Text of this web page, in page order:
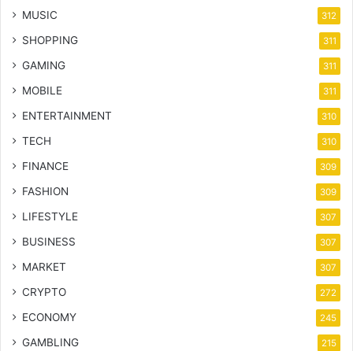
MUSIC 312
SHOPPING 311
GAMING 311
MOBILE 311
ENTERTAINMENT 310
TECH 310
FINANCE 309
FASHION 309
LIFESTYLE 307
BUSINESS 307
MARKET 307
CRYPTO 272
ECONOMY 245
GAMBLING 215